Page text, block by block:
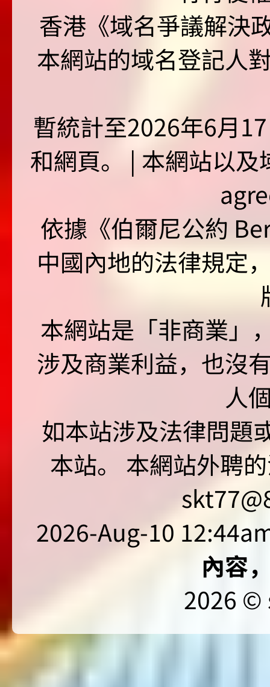
香港《域名爭議解決
本網站的域名登記人
暫統計至2026年6月
和網頁。 | 本網站以
依據《伯爾尼公約
中國內地的法律規定
本網站是「非商業
涉及商業利益，也沒
人
如本站涉及法律問題
本站。 本網站外聘
2026-Aug-10
內容
2026 ©